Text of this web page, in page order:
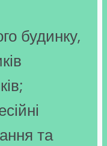
будинку,
та